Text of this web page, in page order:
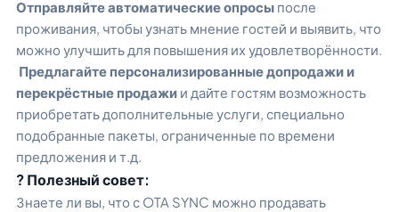
Отправляйте автоматические опросы после
проживания, чтобы узнать мнение гостей и выявить, что
можно улучшить для повышения их удовлетворённости.
Предлагайте персонализированные допродажи и
перекрёстные продажи и дайте гостям возможность
приобретать дополнительные услуги, специально
подобранные пакеты, ограниченные по времени
предложения и т.д.
? Полезный совет:
Знаете ли вы, что с OTA SYNC можно продавать